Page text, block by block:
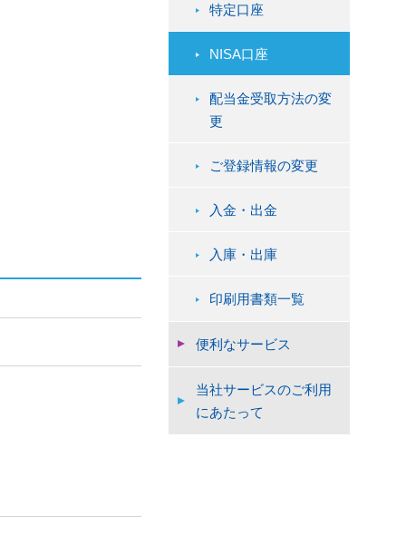
特定口座
NISA口座
配当金受取方法の変
更
ご登録情報の変更
入金・出金
入庫・出庫
印刷用書類一覧
便利なサービス
当社サービスのご利用
にあたって